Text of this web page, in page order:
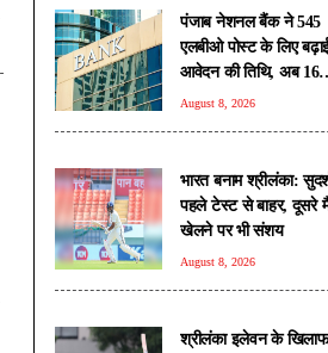
पंजाब नेशनल बैंक ने 545
एलबीओ पोस्ट के लिए
आवेदन की तिथि, अब 16
अगस्त तक मौका
August 8, 2026
भारत बनाम श्रीलंका:
पहले टेस्ट से बाहर, दूसरे
खेलने पर भी संशय
August 8, 2026
श्रीलंका इलेवन के खिलाफ